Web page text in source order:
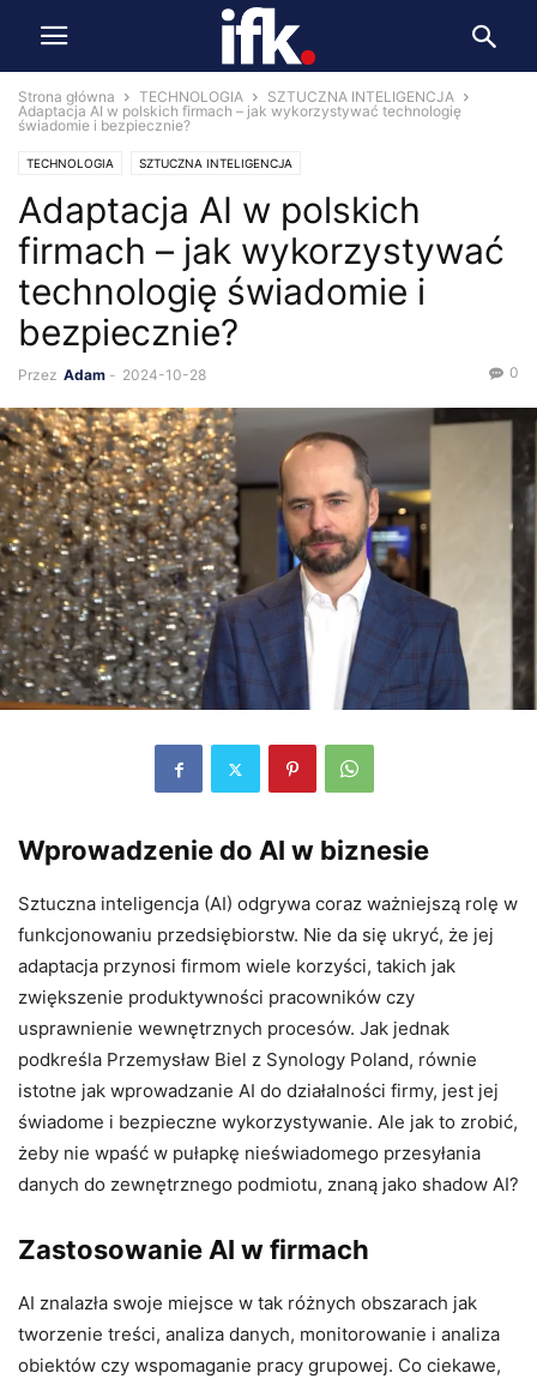
Strona główna TECHNOLOGIA
SZTUCZNA INTELIGENCJA
Adaptacja AI w polskich firmach – jak wykorzystywać technologię
świadomie i bezpiecznie?
TECHNOLOGIA SZTUCZNA INTELIGENCJA
Adaptacja AI w polskich
firmach – jak wykorzystywać
technologię świadomie i
bezpiecznie?
Przez Adam - 2024-10-28 0
Wprowadzenie do AI w biznesie
Sztuczna inteligencja (AI) odgrywa coraz ważniejszą rolę w
funkcjonowaniu przedsiębiorstw. Nie da się ukryć, że jej
adaptacja przynosi firmom wiele korzyści, takich jak
zwiększenie produktywności pracowników czy
usprawnienie wewnętrznych procesów. Jak jednak
podkreśla Przemysław Biel z Synology Poland, równie
istotne jak wprowadzanie AI do działalności firmy, jest jej
świadome i bezpieczne wykorzystywanie. Ale jak to zrobić,
żeby nie wpaść w pułapkę nieświadomego przesyłania
danych do zewnętrznego podmiotu, znaną jako shadow AI?
Zastosowanie AI w firmach
AI znalazła swoje miejsce w tak różnych obszarach jak
tworzenie treści, analiza danych, monitorowanie i analiza
obiektów czy wspomaganie pracy grupowej. Co ciekawe,